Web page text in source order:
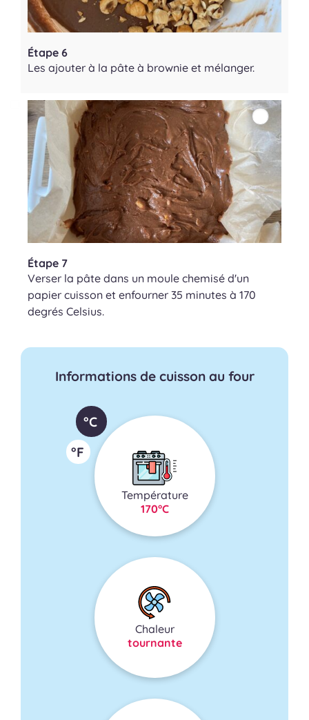
Étape 6
Les ajouter à la pâte à brownie et mélanger.
Étape 7
Verser la pâte dans un moule chemisé d'un
papier cuisson et enfourner 35 minutes à 170
degrés Celsius.
Informations de cuisson au four
Température
170°C
°C
°F
Chaleur
tournante